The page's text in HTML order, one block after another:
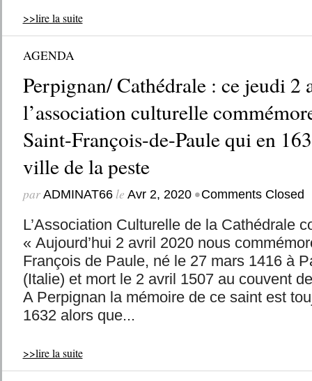
>>lire la suite
AGENDA
Perpignan/ Cathédrale : ce jeudi 2
l’association culturelle
Saint-François-de-Paule qui en
ville de la peste
par ADMINAT66le Avr 2, 2020 •Comments Closed
L’Association Culturelle de la Cathédrale
« Aujourd’hui 2 avril 2020 nous
François de Paule, né le 27 mars 1416 à
(Italie) et mort le 2 avril 1507 au couvent
A Perpignan la mémoire de ce saint est
1632 alors que...
>>lire la suite